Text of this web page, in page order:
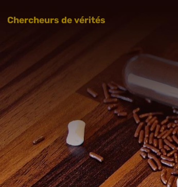
Chercheurs de vérités